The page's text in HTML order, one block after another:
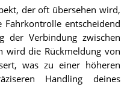
der oft übersehen wird,
entscheidend
der Verbindung zwischen
wird die Rückmeldung von
was zu einer höheren
Handling deines